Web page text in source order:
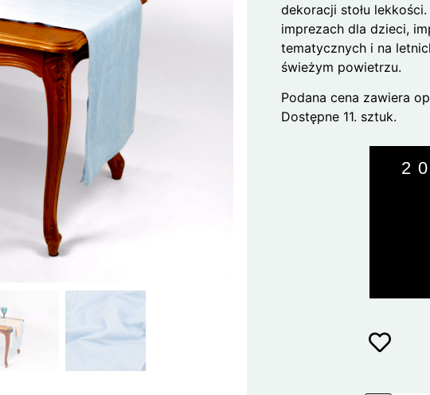
dekoracji stołu
imprezach dla dzieci,
tematycznych i na
świeżym powietrzu.
Podana cena zawiera
Dostępne 11. sztuk.